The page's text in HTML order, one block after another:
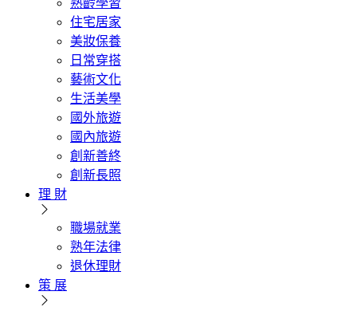
熟齡學習
住宅居家
美妝保養
日常穿搭
藝術文化
生活美學
國外旅遊
國內旅遊
創新善終
創新長照
理 財
職場就業
熟年法律
退休理財
策 展